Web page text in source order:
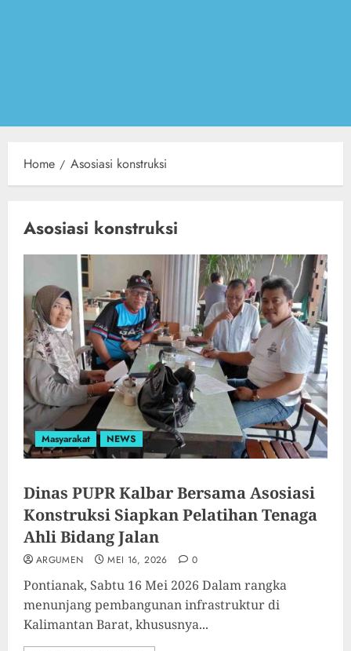
Home Asosiasi konstruksi
Asosiasi konstruksi
Masyarakat NEWS
Dinas PUPR Kalbar Bersama Asosiasi
Konstruksi Siapkan Pelatihan Tenaga
Ahli Bidang Jalan
ARGUMEN MEI 16, 2026 0
Pontianak, Sabtu 16 Mei 2026 Dalam rangka
menunjang pembangunan infrastruktur di
Kalimantan Barat, khususnya...